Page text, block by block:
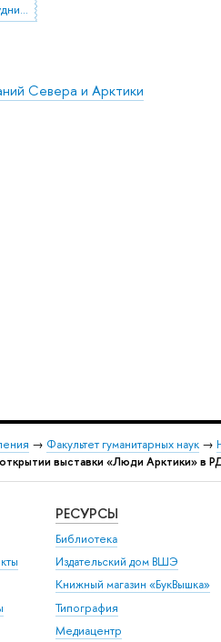
международное сотрудничество
Севера и Арктики
→ Факультет гуманитарных наук →
выставки «Люди Арктики» в
РЕСУРСЫ
Библиотека
Издательский дом ВШЭ
Книжный магазин «БукВышка»
Типография
Медиацентр